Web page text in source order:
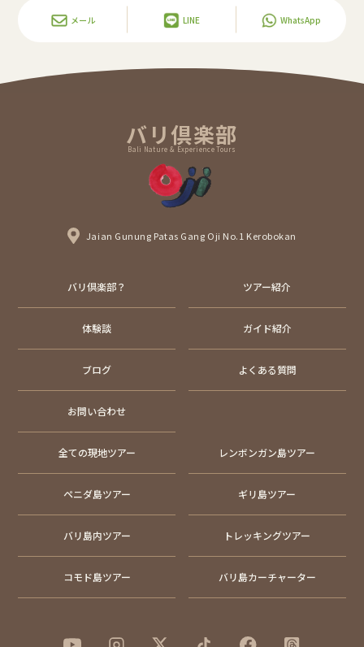
メール LINE WhatsApp
バリ倶楽部
Bali Nature & Experience Tours
Jaian Gunung Patas Gang Oji No.1 Kerobokan
バリ倶楽部？ ツアー紹介
体験談 ガイド紹介
ブログ よくある質問
お問い合わせ
全ての現地ツアー レンボンガン島ツアー
ペニダ島ツアー ギリ島ツアー
バリ島内ツアー トレッキングツアー
コモド島ツアー バリ島カーチャーター